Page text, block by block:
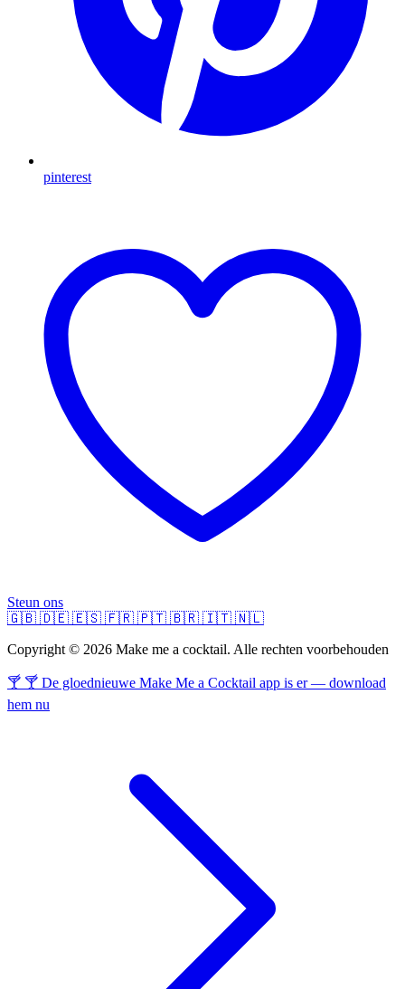
pinterest
Steun ons
🇬🇧 🇩🇪 🇪🇸 🇫🇷 🇵🇹 🇧🇷 🇮🇹 🇳🇱
Copyright © 2026 Make me a cocktail. Alle rechten voorbehouden
🍸 🍸 De gloednieuwe Make Me a Cocktail app is er — download
hem nu